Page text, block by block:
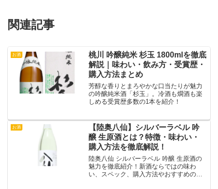
関連記事
お酒
桃川 吟醸純米 杉玉 1800mlを徹底
解説｜味わい・飲み方・受賞歴・
購入方法まとめ
芳醇な香りとまろやかな口当たりが魅力
の吟醸純米酒「杉玉」。冷酒も燗酒も楽
しめる受賞歴多数の1本を紹介！
お酒
【陸奥八仙】シルバーラベル 吟
醸 生原酒とは？特徴・味わい・
購入方法を徹底解説！
陸奥八仙 シルバーラベル 吟醸 生原酒の
魅力を徹底紹介！新酒ならではの味わ
い、スペック、購入方法やおすすめの飲